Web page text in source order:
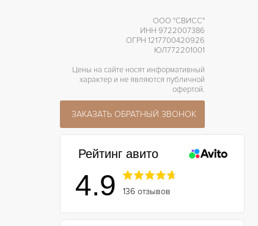
ООО "СВИСС"
ИНН 9722007386
ОГРН 1217700420926
ЮЛ772201001
Цены на сайте носят информативный
характер и не являются публичной
офертой.
ЗАКАЗАТЬ ОБРАТНЫЙ ЗВОНОК
Рейтинг авито
4.9 136 отзывов